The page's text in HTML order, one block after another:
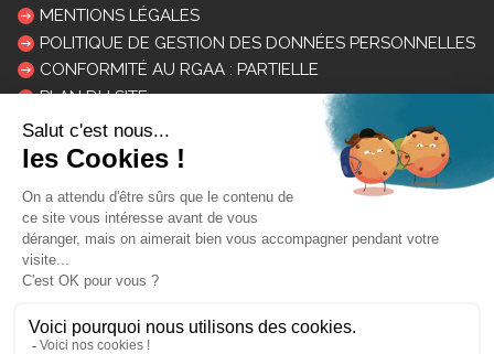
MENTIONS LÉGALES
POLITIQUE DE GESTION DES DONNÉES PERSONNELLES
CONFORMITÉ AU RGAA : PARTIELLE
PLAN DU SITE
LOGOS ET CHARTE
INSCRIPTION NEWSLETTER
Mon courriel:
DESINSCRIPTION